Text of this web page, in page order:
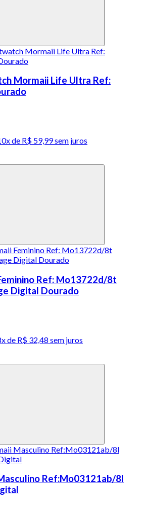
Mormaii Life Ultra Ref:
de R$ 59,99 sem juros
Ref: Mo13722d/8t
Digital Dourado
de R$ 32,48 sem juros
Ref:Mo03121ab/8l